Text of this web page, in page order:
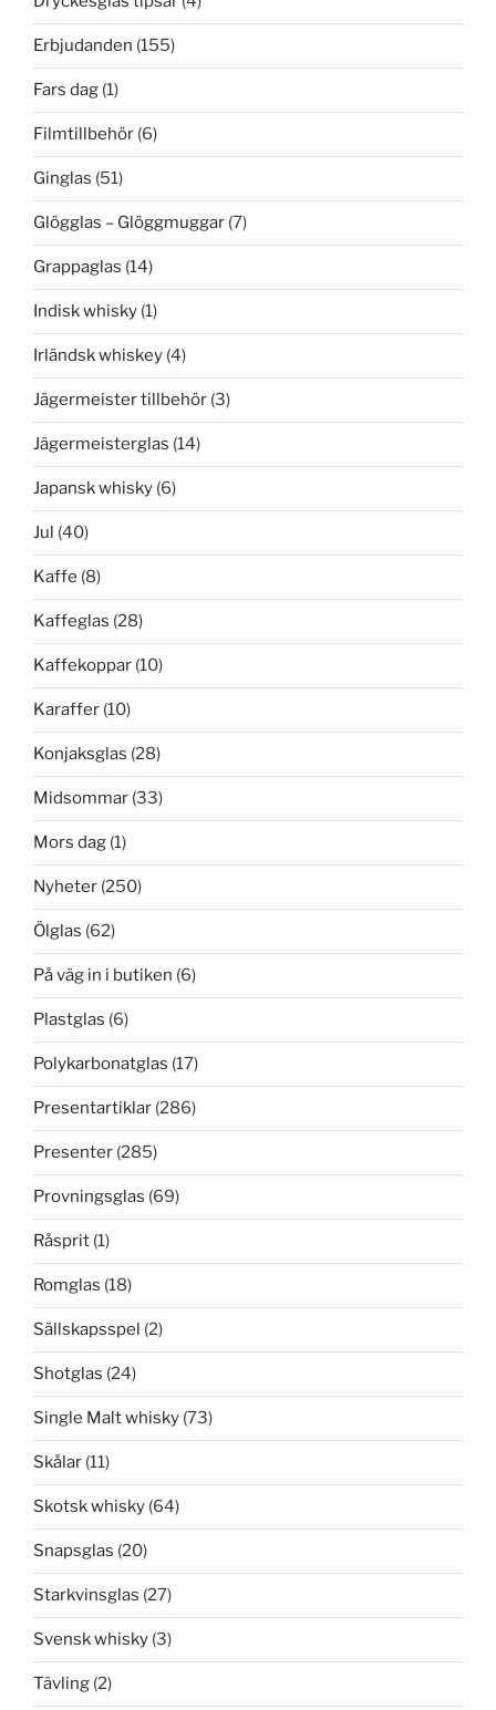
Erbjudanden (155)
Fars dag (1)
Filmtillbehör (6)
Ginglas (51)
Glögglas – Glöggmuggar (7)
Grappaglas (14)
Indisk whisky (1)
Irländsk whiskey (4)
Jägermeister tillbehör (3)
Jägermeisterglas (14)
Japansk whisky (6)
Jul (40)
Kaffe (8)
Kaffeglas (28)
Kaffekoppar (10)
Karaffer (10)
Konjaksglas (28)
Midsommar (33)
Mors dag (1)
Nyheter (250)
Ölglas (62)
På väg in i butiken (6)
Plastglas (6)
Polykarbonatglas (17)
Presentartiklar (286)
Presenter (285)
Provningsglas (69)
Råsprit (1)
Romglas (18)
Sällskapsspel (2)
Shotglas (24)
Single Malt whisky (73)
Skålar (11)
Skotsk whisky (64)
Snapsglas (20)
Starkvinsglas (27)
Svensk whisky (3)
Tävling (2)